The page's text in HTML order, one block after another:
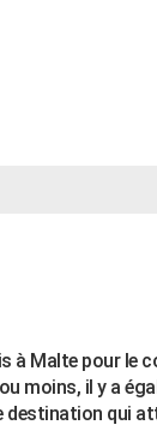
à Malte pour le
moins, il y a
destination qui